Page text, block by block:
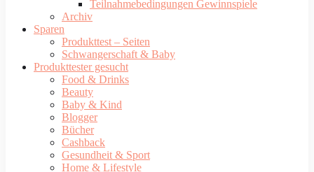
Teilnahmebedingungen Gewinnspiele
Archiv
Sparen
Produkttest – Seiten
Schwangerschaft & Baby
Produkttester gesucht
Food & Drinks
Beauty
Baby & Kind
Blogger
Bücher
Cashback
Gesundheit & Sport
Home & Lifestyle